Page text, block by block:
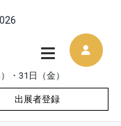
・31日（金）
出展者登録